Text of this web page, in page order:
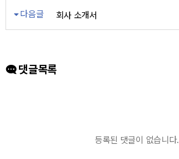
다음글 회사 소개서
댓글목록
등록된 댓글이 없습니다.